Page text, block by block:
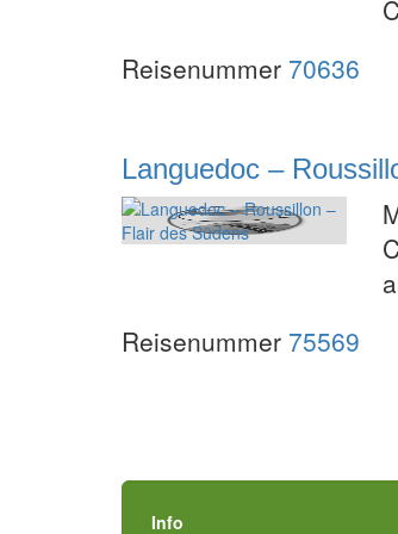
Reisenummer 70636
Languedoc –
Reisenummer 75569
Info